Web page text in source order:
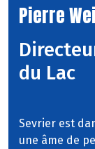
Pierre
du Lac
Sevrier est
une âme de